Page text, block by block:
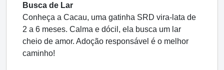
Busca de Lar
Conheça a Cacau, uma gatinha SRD vira-lata de
2 a 6 meses. Calma e dócil, ela busca um lar
cheio de amor. Adoção responsável é o melhor
caminho!